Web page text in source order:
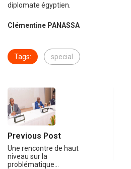
diplomate égyptien.
Clémentine PANASSA
Tags: special
Previous Post
Une rencontre de haut
niveau sur la
problématique…